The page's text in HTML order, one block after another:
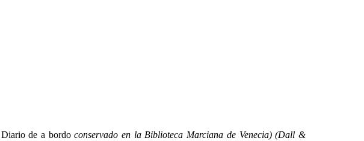
Diario de a bordoconservado en la Biblioteca Marciana de Venecia) (Dall &